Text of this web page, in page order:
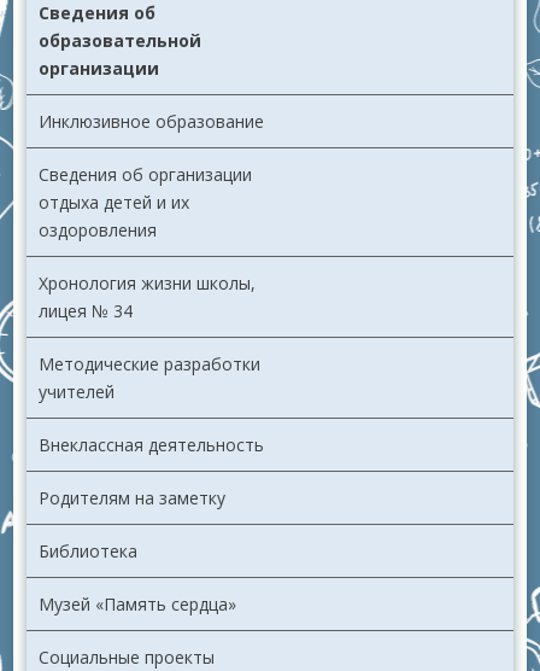
Сведения об
образовательной
организации
Инклюзивное образование
Сведения об организации
отдыха детей и их
оздоровления
Хронология жизни школы,
лицея № 34
Методические разработки
учителей
Внеклассная деятельность
Родителям на заметку
Библиотека
Музей «Память сердца»
Социальные проекты